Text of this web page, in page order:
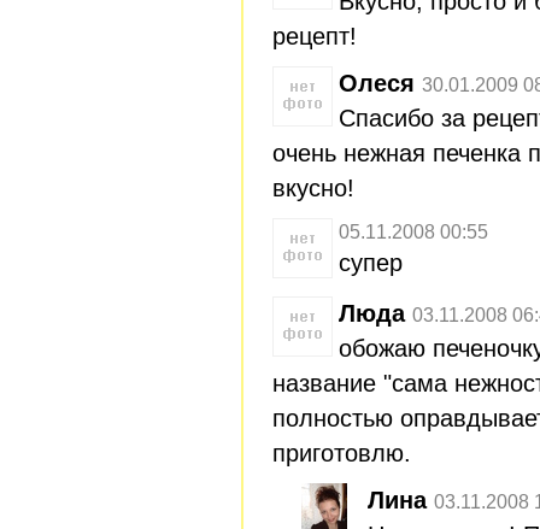
рецепт!
Олеся 30.01.2009
Спасибо за
очень нежная печенка
вкусно!
05.11.2008 00:55
супер
Люда 03.11.2008
обожаю
название "сама
полностью
приготовлю.
Лина 03.11.2008